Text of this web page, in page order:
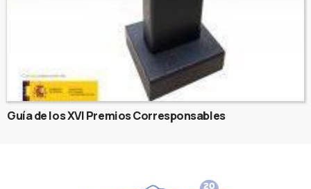
Guía de los XVI Premios Corresponsables